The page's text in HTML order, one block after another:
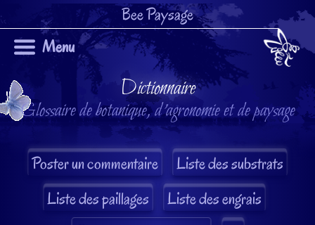
Bee Paysage
Menu
Dictionnaire
Glossaire de botanique, d'agronomie et de paysage
Liste des substrats
Liste des paillages
Liste des engrais